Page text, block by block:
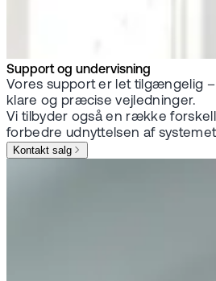
Support og undervisning
Vores support er let tilgængelig
klare og præcise vejledninger.
Vi tilbyder også en række
forbedre udnyttelsen af
Kontakt salg